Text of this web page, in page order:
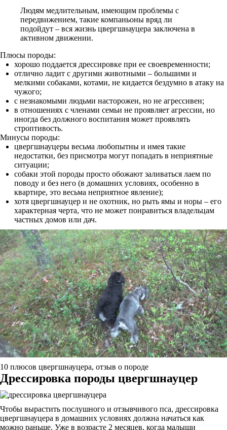
Людям медлительным, имеющим проблемы с
передвижением, такие компаньоны вряд ли
подойдут – вся жизнь цвергшнауцера заключена в
активном движении.
Плюсы породы:
хорошо поддается дрессировке при ее своевременности;
отлично ладит с другими животными – большими и
мелкими собаками, котами, не кидается бездумно в атаку на
чужого;
с незнакомыми людьми насторожен, но не агрессивен;
в отношениях с членами семьи не проявляет агрессии, но
иногда без должного воспитания может проявлять
строптивость.
Минусы породы:
цвергшнауцеры весьма любопытны и имея такие
недостатки, без присмотра могут попадать в неприятные
ситуации;
собаки этой породы просто обожают заливаться лаем по
поводу и без него (в домашних условиях, особенно в
квартире, это весьма неприятное явление);
хотя цвергшнауцер и не охотник, но рыть ямы и норы – его
характерная черта, что не может понравиться владельцам
частных домов или дач.
10 плюсов цвергшнауцера, отзыв о породе
Дрессировка породы цвергшнауцер
Чтобы вырастить послушного и отзывчивого пса, дрессировка
цвергшнауцера в домашних условиях должна начаться как
можно раньше. Уже в возрасте 2 месяцев, когда малыши